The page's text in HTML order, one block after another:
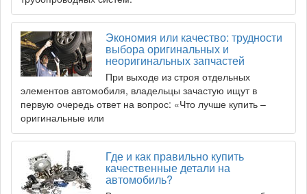
Экономия или качество: трудности
выбора оригинальных и
неоригинальных запчастей
При выходе из строя отдельных
элементов автомобиля, владельцы зачастую ищут в
первую очередь ответ на вопрос: «Что лучше купить –
оригинальные или
Где и как правильно купить
качественные детали на
автомобиль?